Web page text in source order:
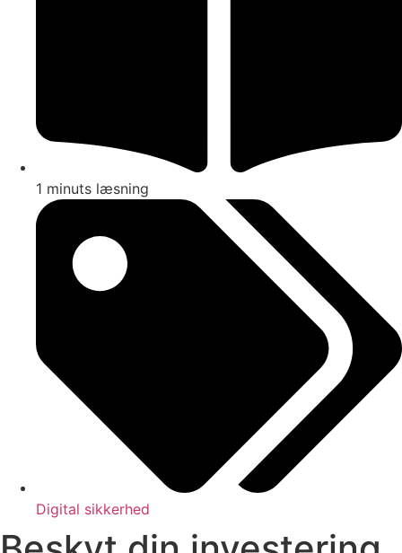
1 minuts læsning
Digital sikkerhed